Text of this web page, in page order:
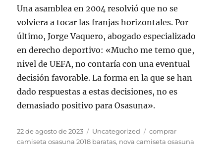
Una asamblea en 2004 resolvió que no se
volviera a tocar las franjas horizontales. Por
último, Jorge Vaquero, abogado especializado
en derecho deportivo: «Mucho me temo que,
nivel de UEFA, no contaría con una eventual
decisión favorable. La forma en la que se han
dado respuestas a estas decisiones, no es
demasiado positivo para Osasuna».
Publicado
el
22 de agosto de 2023 Categorías
Uncategorized Etiquetas
comprar
camiseta osasuna 2018 baratas, nova camiseta osasuna